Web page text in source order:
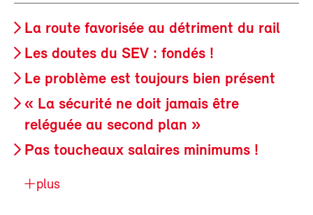
La route favorisée au détriment du rail
Les doutes du SEV : fondés !
Le problème est toujours bien présent
« La sécurité ne doit jamais être
reléguée au second plan »
Pas toucheaux salaires minimums !
plus